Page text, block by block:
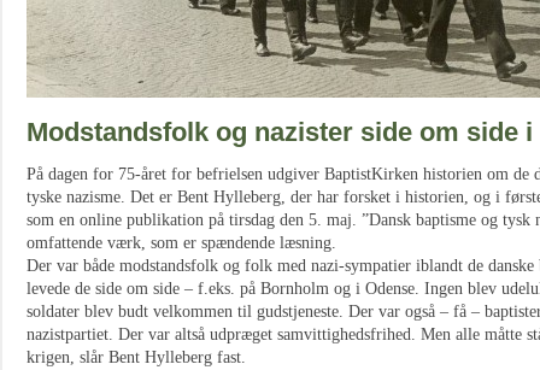
Modstandsfolk og nazister side om side
På dagen for 75-året for befrielsen udgiver BaptistKirken historien om de
tyske nazisme. Det er Bent Hylleberg, der har forsket i historien, og i
som en online publikation på tirsdag den 5. maj. ”Dansk baptisme og tysk
omfattende værk, som er spændende læsning.
Der var både modstandsfolk og folk med nazi-sympatier iblandt de
levede de side om side – f.eks. på Bornholm og i Odense. Ingen blev
soldater blev budt velkommen til gudstjeneste. Der var også – få –
nazistpartiet. Der var altså udpræget samvittighedsfrihed. Men alle måtte
krigen, slår Bent Hylleberg fast.